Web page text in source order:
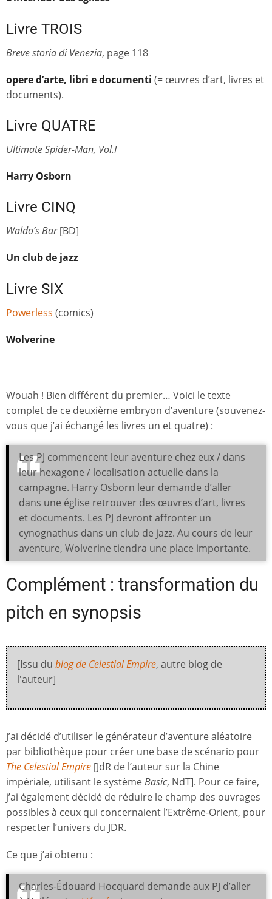
Livre TROIS
Breve storia di Venezia, page 118
opere d’arte, libri e documenti (= œuvres d’art, livres et
documents).
Livre QUATRE
Ultimate Spider-Man, Vol.I
Harry Osborn
Livre CINQ
Waldo’s Bar[BD]
Un club de jazz
Livre SIX
Powerless (comics)
Wolverine
Wouah ! Bien différent du premier… Voici le texte
complet de ce deuxième embryon d’aventure (souvenez-
vous que j’ai échangé les livres un et quatre) :
Les PJ commencent leur aventure chez eux / dans
leur hexagone / localisation actuelle dans la
campagne. Harry Osborn leur demande d’aller
dans une église retrouver des œuvres d’art, livres
et documents. Les PJ devront affronter un
cynognathus dans un club de jazz. Au cours de leur
aventure, Wolverine tiendra une place importante.
Complément : transformation du
pitch en synopsis
[Issu du blog de Celestial Empire, autre blog de
l'auteur]
J’ai décidé d’utiliser le générateur d’aventure aléatoire
par bibliothèque pour créer une base de scénario pour
The Celestial Empire [JdR de l’auteur sur la Chine
impériale, utilisant le systèmeBasic, NdT]. Pour ce faire,
j’ai également décidé de réduire le champ des ouvrages
possibles à ceux qui concernaient l’Extrême-Orient, pour
respecter l’univers du JDR.
Ce que j’ai obtenu :
Charles-Édouard Hocquard demande aux PJ d’aller